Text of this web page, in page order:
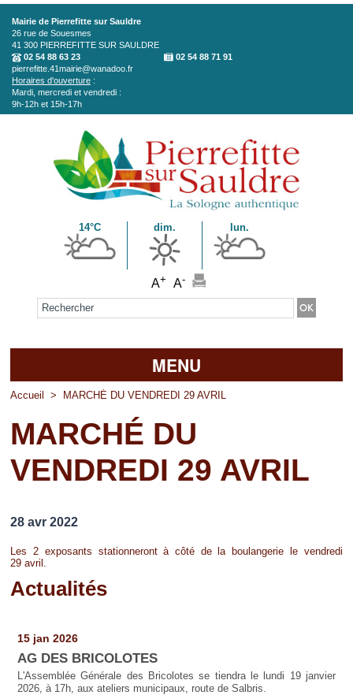
Aller au contenu principal
Mairie de Pierrefitte sur Sauldre
26 rue de Souesmes
41 300 PIERREFITTE SUR SAULDRE
02 54 88 63 23
02 54 88 71 91
pierrefitte.41mairie@wanadoo.fr
Horaires d'ouverture :
Mardi, mercredi et vendredi :
9h-12h et 15h-17h
14°C dim. lun.
A+ A-
Formulaire de recherche
MENU
Accueil
La mairie
Découvrir Pierrefitte
Loisirs
Accueil > MARCHÉ DU VENDREDI 29 AVRIL
MARCHÉ DU
VENDREDI 29 AVRIL
28 avr 2022
Les 2 exposants stationneront à côté de la boulangerie le vendredi
29 avril.
Actualités
15 jan 2026
AG DES BRICOLOTES
L'Assemblée Générale des Bricolotes se tiendra le lundi 19 janvier
2026, à 17h, aux ateliers municipaux, route de Salbris.
Pages